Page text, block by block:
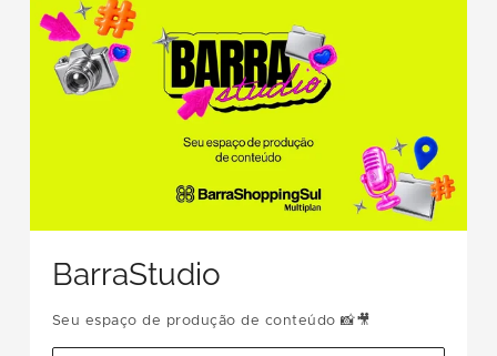
BarraStudio
Seu espaço de produção de conteúdo 📸🎥